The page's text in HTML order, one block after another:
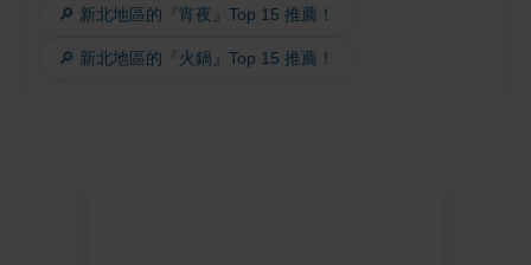
🔎 新北地區的『宵夜』Top 15 推薦！
🔎 新北地區的『火鍋』Top 15 推薦！